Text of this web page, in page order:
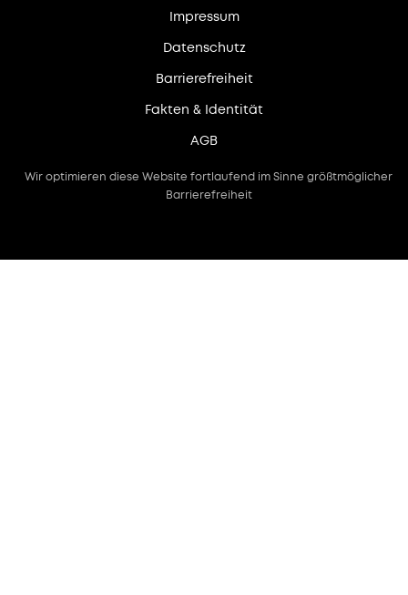
Impressum
Datenschutz
Barrierefreiheit
Fakten & Identität
AGB
Wir optimieren diese Website fortlaufend im Sinne größtmöglicher
Barrierefreiheit